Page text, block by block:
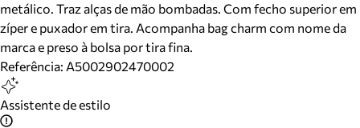
metálico. Traz alças de mão bombadas. Com fecho superior em
zíper e puxador em tira. Acompanha bag charm com nome da
marca e preso à bolsa por tira fina.
Referência: A5002902470002
Assistente de estilo